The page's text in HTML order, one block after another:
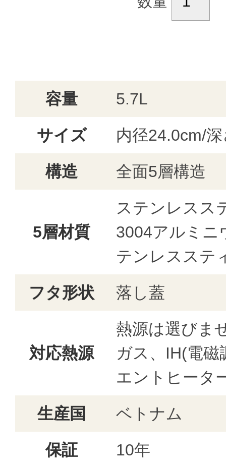
容量
5.7L
サイズ
内径24.0cm/
構造
全面5層構造
5層材質
ステンレスス
3004アルミニ
テンレスステ
フタ形状
落し蓋
対応熱源
熱源は選びま
ガス、IH(電
エントヒータ
生産国
ベトナム
保証
10年